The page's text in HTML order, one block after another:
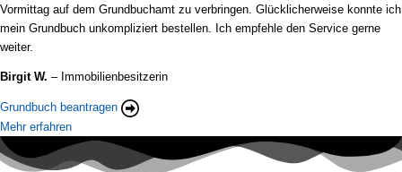
Vormittag auf dem Grundbuchamt zu verbringen. Glücklicherweise konnte ich
mein Grundbuch unkompliziert bestellen. Ich empfehle den Service gerne
weiter.
Birgit W. – Immobilienbesitzerin
Grundbuch beantragen
Mehr erfahren